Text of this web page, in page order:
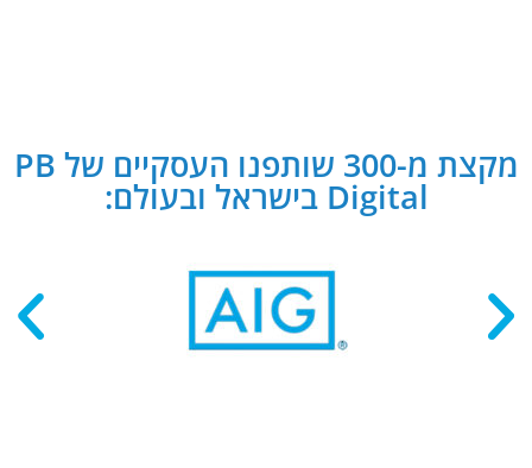
מקצת מ-300 שותפנו העסקיים של PB
Digital בישראל ובעולם: